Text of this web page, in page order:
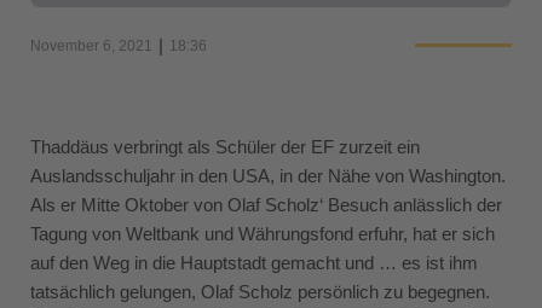
November 6, 2021 | 18:36
Thaddäus verbringt als Schüler der EF zurzeit ein
Auslandsschuljahr in den USA, in der Nähe von Washington.
Als er Mitte Oktober von Olaf Scholz‘ Besuch anlässlich der
Tagung von Weltbank und Währungsfond erfuhr, hat er sich
auf den Weg in die Hauptstadt gemacht und … es ist ihm
tatsächlich gelungen, Olaf Scholz persönlich zu begegnen.